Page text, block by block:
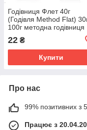
Годівниця Флет 40г
(Годівля Method Flat)
100г методна годівниця
22 ₴
Купити
Про нас
99% позитивних з
Працює з